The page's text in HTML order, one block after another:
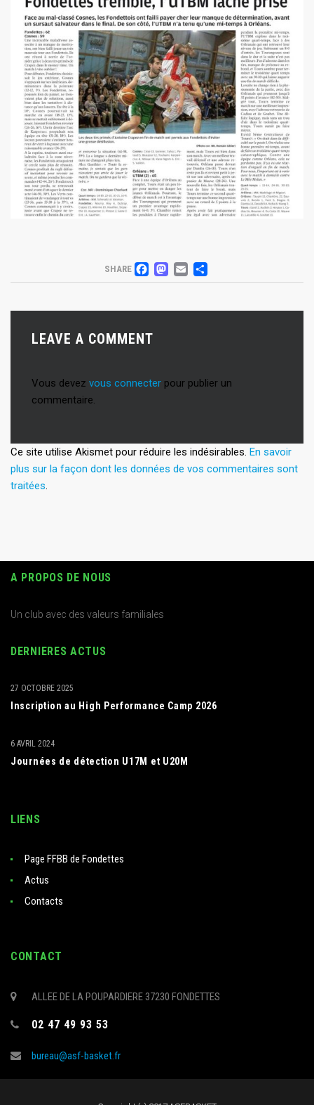
SHARE FACEBOOK
MASTODON
EMAIL
PARTAGER
LEAVE A COMMENT
Vous devez vous connecter pour publier un
commentaire.
Ce site utilise Akismet pour réduire les indésirables. En savoir
plus sur la façon dont les données de vos commentaires sont
traitées.
A PROPOS DE NOUS
Un club avec des valeurs familiales
DERNIERES ACTUS
Inscription au High Performance Camp 2026
27 OCTOBRE 2025
Journées de détection U17M et U20M
6 AVRIL 2024
LIENS
Page FFBB de Fondettes
Actus
Contacts
CONTACT
ALLEE DE LA POUPARDIERE 37230 FONDETTES
02 47 49 93 53
bureau@asf-basket.fr